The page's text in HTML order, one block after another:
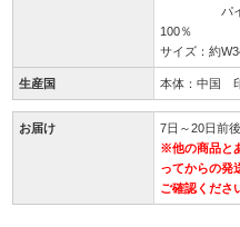
パイル糸
100％
サイズ：約
生産国 本体：中国
お届け
7日～20日前
※他の商品と
ってからの発
ご確認くださ